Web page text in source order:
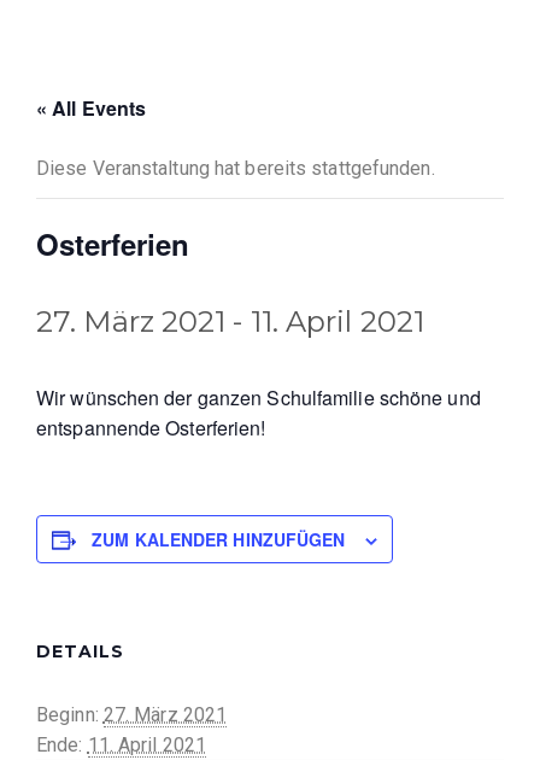
« All Events
Diese Veranstaltung hat bereits stattgefunden.
Osterferien
27. März 2021 - 11. April 2021
Wir wünschen der ganzen Schulfamilie schöne und
entspannende Osterferien!
ZUM KALENDER HINZUFÜGEN
DETAILS
Beginn: 27. März 2021
Ende: 11. April 2021